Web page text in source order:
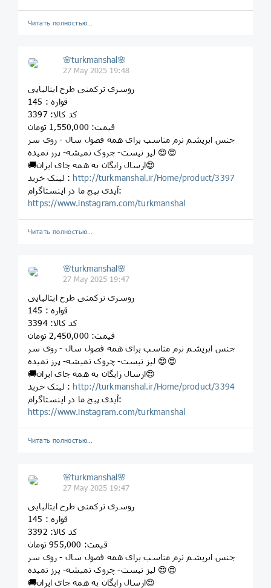
Читать полностью…
🌸turkmanshal🌸
27 May 2025 19:48
روسری ترکمنی طرح ایتالیایی
قواره : 145
کد کالا: 3397
قیمت: 1,550,000 تومان
جنس ابریشم نرم مناسب برای همه فصول سال - روی سر
لیز نیست- چروک نمیشه- پرز نمیده 😍😍
🚚ارسال رایگان به همه جای ایران😍
لینک خرید : http://turkmanshal.ir/Home/product/3397
آیدی پیج ما در اینستاگرام:
https://www.instagram.com/turkmanshal
Читать полностью…
🌸turkmanshal🌸
27 May 2025 19:47
روسری ترکمنی طرح ایتالیایی
قواره : 145
کد کالا: 3394
قیمت: 2,450,000 تومان
جنس ابریشم نرم مناسب برای همه فصول سال - روی سر
لیز نیست- چروک نمیشه- پرز نمیده 😍😍
🚚ارسال رایگان به همه جای ایران😍
لینک خرید : http://turkmanshal.ir/Home/product/3394
آیدی پیج ما در اینستاگرام:
https://www.instagram.com/turkmanshal
Читать полностью…
🌸turkmanshal🌸
27 May 2025 19:47
روسری ترکمنی طرح ایتالیایی
قواره : 145
کد کالا: 3392
قیمت: 955,000 تومان
جنس ابریشم نرم مناسب برای همه فصول سال - روی سر
لیز نیست- چروک نمیشه- پرز نمیده 😍😍
🚚ارسال رایگان به همه جای ایران😍